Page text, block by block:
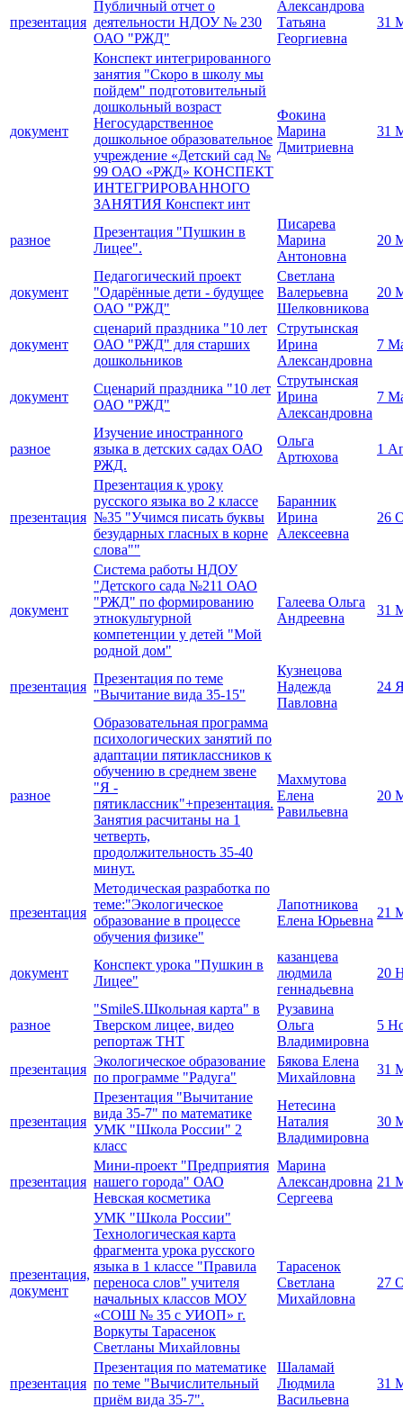
презентация
Публичный отчет о
деятельности НДОУ № 230
ОАО "РЖД"
Александрова
Татьяна
Георгиевна
31
документ
Конспект интегрированного
занятия "Скоро в школу мы
пойдем" подготовительный
дошкольный возраст
Негосударственное
дошкольное образовательное
учреждение «Детский сад №
99 ОАО «РЖД» КОНСПЕКТ
ИНТЕГРИРОВАННОГО
ЗАНЯТИЯ Конспект инт
Фокина
Марина
Дмитриевна
31
разное
Презентация "Пушкин в
Лицее".
Писарева
Марина
Антоновна
20
документ
Педагогический проект
"Одарённые дети - будущее
ОАО "РЖД"
Светлана
Валерьевна
Шелковникова
20
документ
сценарий праздника "10 лет
ОАО "РЖД" для старших
дошкольников
Струтынская
Ирина
Александровна
7
документ
Сценарий праздника "10 лет
ОАО "РЖД"
Струтынская
Ирина
Александровна
7
разное
Изучение иностранного
языка в детских садах ОАО
РЖД.
Ольга
Артюхова
1
презентация
Презентация к уроку
русского языка во 2 классе
№35 "Учимся писать буквы
безударных гласных в корне
слова""
Баранник
Ирина
Алексеевна
26
документ
Система работы НДОУ
"Детского сада №211 ОАО
"РЖД" по формированию
этнокультурной
компетенции у детей "Мой
родной дом"
Галеева Ольга
Андреевна
31
презентация
Презентация по теме
"Вычитание вида 35-15"
Кузнецова
Надежда
Павловна
24
разное
Образовательная программа
психологических занятий по
адаптации пятиклассников к
обучению в среднем звене
"Я -
пятиклассник"+презентация.
Занятия расчитаны на 1
четверть,
продолжительность 35-40
минут.
Махмутова
Елена
Равильевна
20
презентация
Методическая разработка по
теме:"Экологическое
образование в процессе
обучения физике"
Лапотникова
Елена Юрьевна
21
документ
Конспект урока "Пушкин в
Лицее"
казанцева
людмила
геннадьевна
20
разное
"SmileS.Школьная карта" в
Тверском лицее, видео
репортаж ТНТ
Рузавина
Ольга
Владимировна
5
презентация
Экологическое образование
по программе "Радуга"
Бякова Елена
Михайловна
31
презентация
Презентация "Вычитание
вида 35-7" по математике
УМК "Школа России" 2
класс
Нетесина
Наталия
Владимировна
30
презентация
Мини-проект "Предприятия
нашего города" ОАО
Невская косметика
Марина
Александровна
Сергеева
21
презентация,
документ
УМК "Школа России"
Технологическая карта
фрагмента урока русского
языка в 1 классе "Правила
переноса слов" учителя
начальных классов МОУ
«СОШ № 35 с УИОП» г.
Воркуты Тарасенок
Светланы Михайловны
Тарасенок
Светлана
Михайловна
27
презентация
Презентация по математике
по теме "Вычислительный
приём вида 35-7".
Шаламай
Людмила
Васильевна
31